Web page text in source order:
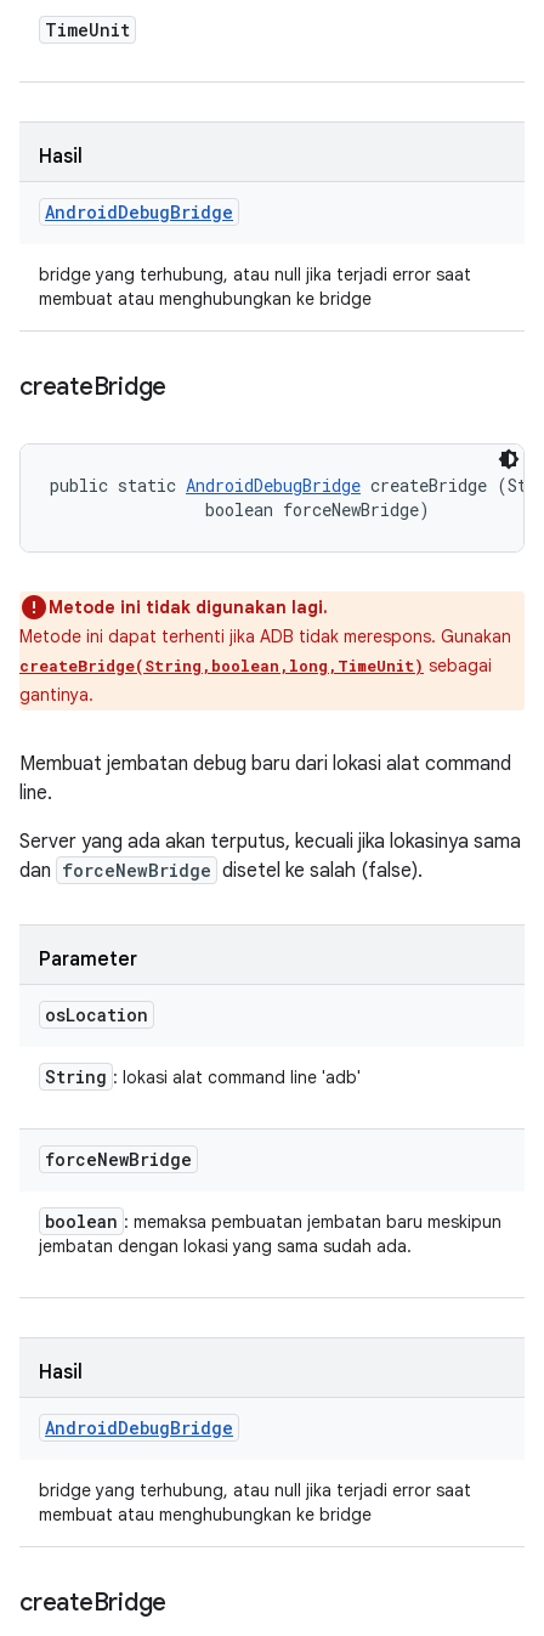
TimeUnit
Hasil
AndroidDebugBridge
bridge yang terhubung, atau null jika terjadi error saat
membuat atau menghubungkan ke bridge
createBridge
public static AndroidDebugBridge createBridge
                boolean forceNewBridge)
Metode ini tidak digunakan lagi.
Metode ini dapat terhenti jika ADB tidak merespons. Gunakan
createBridge(String,boolean,long,TimeUnit) sebagai
gantinya.
Membuat jembatan debug baru dari lokasi alat command
line.
Server yang ada akan terputus, kecuali jika lokasinya sama
dan forceNewBridge disetel ke salah (false).
Parameter
osLocation
String : lokasi alat command line 'adb'
forceNewBridge
boolean : memaksa pembuatan jembatan baru meskipun
jembatan dengan lokasi yang sama sudah ada.
Hasil
AndroidDebugBridge
bridge yang terhubung, atau null jika terjadi error saat
membuat atau menghubungkan ke bridge
createBridge